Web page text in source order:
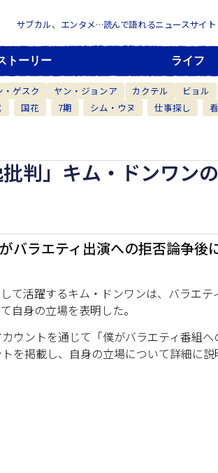
サブカル、エンタメ…読んで語れるニュースサイト
トーリー ライフ
・ゲスク ヤン・ジョンア カクテル ビョル
国花 7期 シム・ウヌ 仕事探し
判」キム・ドンワン
バラエティ出演への拒否論争後
て活躍するキム・ドンワンは、バラエ
自身の立場を表明した。
ウントを通じて「僕がバラエティ番組
を掲載し、自身の立場について詳細に説